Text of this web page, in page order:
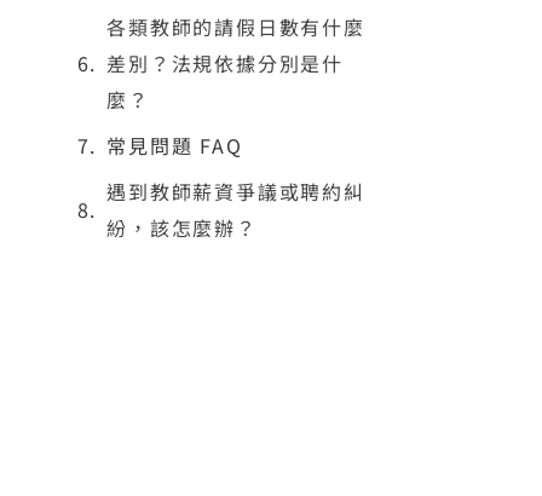
各類教師的請假日數有什麼
差別？法規依據分別是什
麼？
常見問題 FAQ
遇到教師薪資爭議或聘約糾
紛，該怎麼辦？